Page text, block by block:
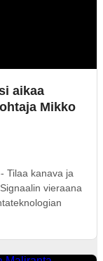
aikaa
Mikko
Tilaa kanava ja
vieraana